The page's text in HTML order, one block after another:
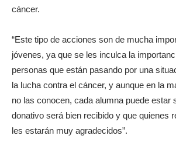
cáncer.
“Este tipo de acciones son de mucha
jóvenes, ya que se les inculca la
personas que están pasando por una
la lucha contra el cáncer, y aunque en la
no las conocen, cada alumna puede estar
donativo será bien recibido y que quienes
les estarán muy agradecidos”.